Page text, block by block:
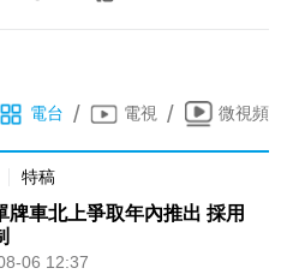
電台 / 電視 / 微視頻
特稿
牌車北上爭取年內推出 採用
06 12:37